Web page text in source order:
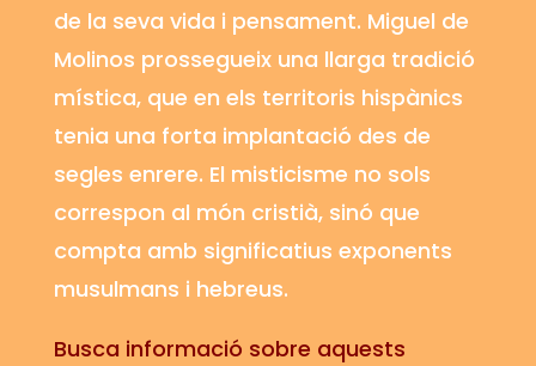
de la seva vida i pensament. Miguel de
Molinos prossegueix una llarga tradició
mística, que en els territoris hispànics
tenia una forta implantació des de
segles enrere. El misticisme no sols
correspon al món cristià, sinó que
compta amb significatius exponents
musulmans i hebreus.
Busca informació sobre aquests